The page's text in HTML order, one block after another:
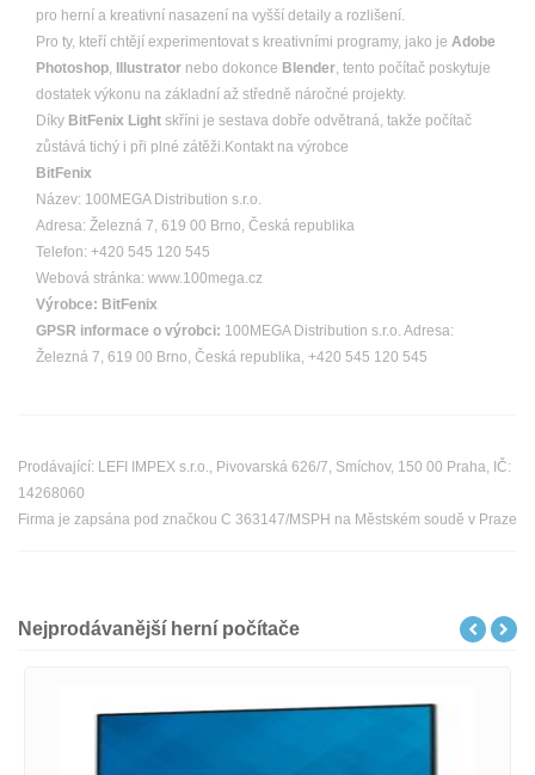
pro herní a kreativní nasazení na vyšší detaily a rozlišení.
Pro ty, kteří chtějí experimentovat s kreativními programy, jako je Adobe
Photoshop, Illustrator nebo dokonce Blender, tento počítač poskytuje
dostatek výkonu na základní až středně náročné projekty.
Díky BitFenix Light skříni je sestava dobře odvětraná, takže počítač
zůstává tichý i při plné zátěži.Kontakt na výrobce
BitFenix
Název: 100MEGA Distribution s.r.o.
Adresa: Železná 7, 619 00 Brno, Česká republika
Telefon: +420 545 120 545
Webová stránka: www.100mega.cz
Výrobce: BitFenix
GPSR informace o výrobci: 100MEGA Distribution s.r.o. Adresa:
Železná 7, 619 00 Brno, Česká republika, +420 545 120 545
Prodávající: LEFI IMPEX s.r.o., Pivovarská 626/7, Smíchov, 150 00 Praha, IČ:
14268060
Firma je zapsána pod značkou C 363147/MSPH na Městském soudě v Praze
Nejprodávanější herní počítače